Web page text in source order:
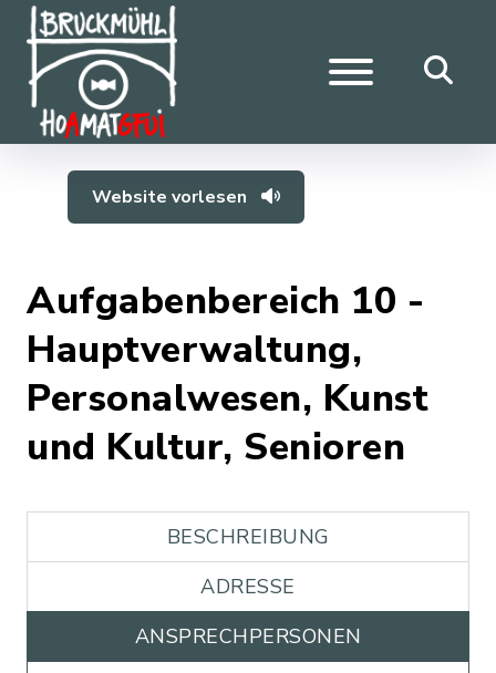
Website vorlesen
Aufgabenbereich 10 -
Hauptverwaltung,
Personalwesen, Kunst
und Kultur, Senioren
BESCHREIBUNG
ADRESSE
ANSPRECHPERSONEN